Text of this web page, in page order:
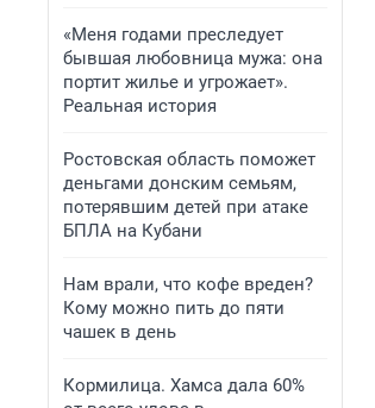
«Меня годами преследует
бывшая любовница мужа: она
портит жилье и угрожает».
Реальная история
Ростовская область поможет
деньгами донским семьям,
потерявшим детей при атаке
БПЛА на Кубани
Нам врали, что кофе вреден?
Кому можно пить до пяти
чашек в день
Кормилица. Хамса дала 60%